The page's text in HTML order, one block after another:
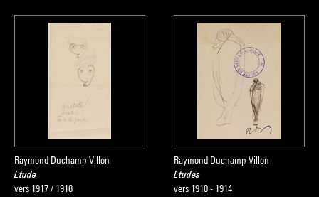
Raymond Duchamp-Villon
Etude
vers 1917 / 1918
Raymond Duchamp-Villon
Etudes
vers 1910 - 1914